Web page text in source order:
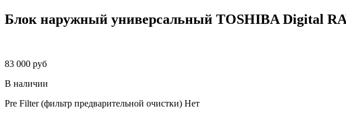
Блок наружный универсальный TOSHIBA Digital
83 000 руб
В наличии
Pre Filter (фильтр предварительной очистки) Нет